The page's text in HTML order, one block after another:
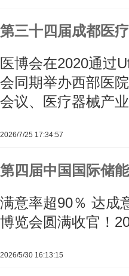
第三十四届成都医
医博会在2020通过
会同期举办西部医
会议、医疗器械产
2026/7/25 17:34:57
第四届中国国际储
满意率超90％ 达成
博览会圆满收官！
2026/5/30 16:13:15